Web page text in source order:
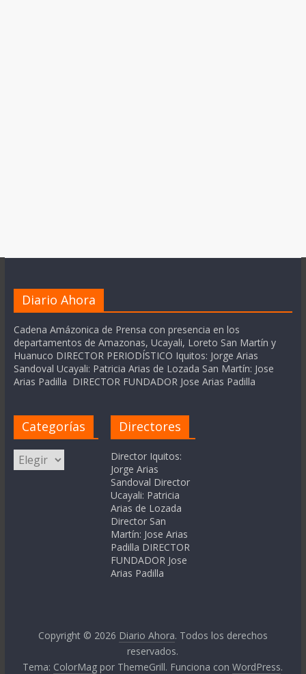
Diario Ahora
Cadena Amázonica de Prensa con presencia en los
departamentos de Amazonas, Ucayali, Loreto San Martín y
Huanuco DIRECTOR PERIODÍSTICO Iquitos: Jorge Arias
Sandoval Ucayali: Patricia Arias de Lozada San Martín: Jose
Arias Padilla DIRECTOR FUNDADOR Jose Arias Padilla
Categorías
Categorías
Directores
Director Iquitos:
Jorge Arias
Sandoval Director
Ucayali: Patricia
Arias de Lozada
Director San
Martín: Jose Arias
Padilla DIRECTOR
FUNDADOR Jose
Arias Padilla
Copyright © 2026 Diario Ahora. Todos los derechos
reservados.
Tema: ColorMag por ThemeGrill. Funciona conWordPress.